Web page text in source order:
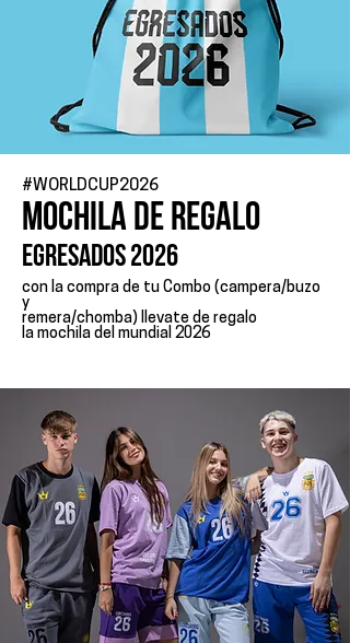
#WORLDCUP2026
mochila de regalo
egresados 2026
con la compra de tu Combo (campera/buzo
y
remera/chomba) llevate de regalo
la mochila del mundial 2026